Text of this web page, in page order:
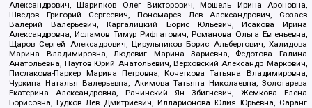
Александрович, Шарипков Олег Викторович, Мошель Ирина Ароновна,
Шведов Григорий Сергеевич, Пономарев Лев Александрович, Созаев
Валерий Валерьевич, Каргалицкий Борис Юльевич, Исакова Ирина
Александровна, Исламов Тимур Рифгатович, Романова Ольга Евгеньевна,
Щаров Сергей Алексадрович, Цирульников Борис Альбертович, Халидова
Марина Владимировна, Людевиг Марина Зариевна, Федотова Галина
Анатольевна, Паутов Юрий Анатольевич, Верховский Александр Маркович,
Пислакова-Паркер Марина Петровна, Кочеткова Татьяна Владимировна,
Чуркина Наталья Валерьевна, Акимова Татьяна Николаевна, Золотарева
Екатерина Александровна, Рачинский Ян Збигневич, Жемкова Елена
Борисовна, Гудков Лев Дмитриевич, Илларионова Юлия Юрьевна, Саранг